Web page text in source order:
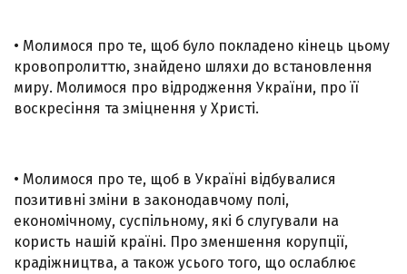
• Молимося про те, щоб було покладено кінець цьому
кровопролиттю, знайдено шляхи до встановлення
миру. Молимося про відродження України, про її
воскресіння та зміцнення у Христі.
• Молимося про те, щоб в Україні відбувалися
позитивні зміни в законодавчому полі,
економічному, суспільному, які б слугували на
користь нашій країні. Про зменшення корупції,
крадіжництва, а також усього того, що ослаблює